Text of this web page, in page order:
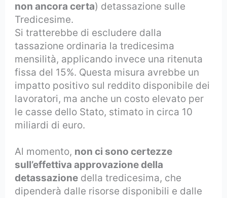
non ancora certa) detassazione sulle
Tredicesime.
Si tratterebbe di escludere dalla
tassazione ordinaria la tredicesima
mensilità, applicando invece una ritenuta
fissa del 15%. Questa misura avrebbe un
impatto positivo sul reddito disponibile dei
lavoratori, ma anche un costo elevato per
le casse dello Stato, stimato in circa 10
miliardi di euro.
Al momento, non ci sono certezze
sull’effettiva approvazione della
detassazione della tredicesima, che
dipenderà dalle risorse disponibili e dalle